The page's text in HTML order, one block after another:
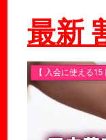
最新